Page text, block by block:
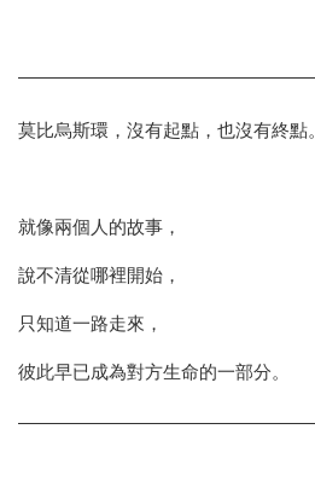
莫比烏斯環，沒有起點，也沒有終點。
就像兩個人的故事，
說不清從哪裡開始，
只知道一路走來，
彼此早已成為對方生命的一部分。